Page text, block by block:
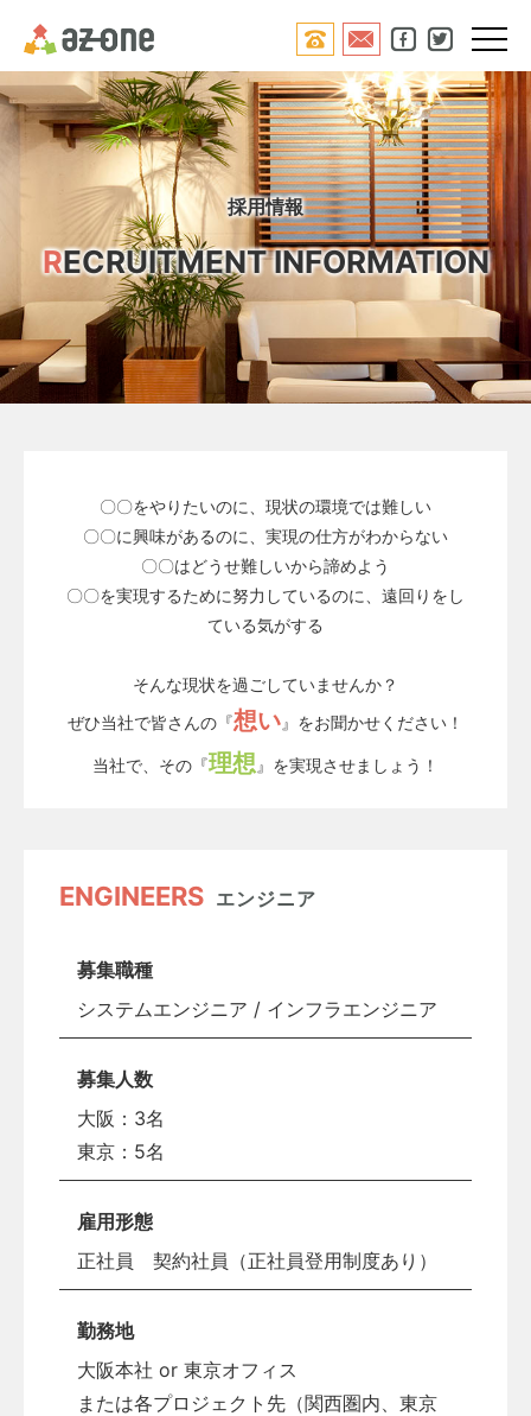
   
採用情報
RECRUITMENT INFORMATION
〇〇をやりたいのに、現状の環境では難しい
〇〇に興味があるのに、実現の仕方がわからない
〇〇はどうせ難しいから諦めよう
〇〇を実現するために努力しているのに、遠回りをし
ている気がする
そんな現状を過ごしていませんか？
ぜひ当社で皆さんの『想い』をお聞かせください！
当社で、その『理想』を実現させましょう！
ENGINEERS エンジニア
募集職種
システムエンジニア / インフラエンジニア
募集人数
大阪：3名
東京：5名
雇用形態
正社員 契約社員（正社員登用制度あり）
勤務地
大阪本社 or 東京オフィス
または各プロジェクト先（関西圏内、東京